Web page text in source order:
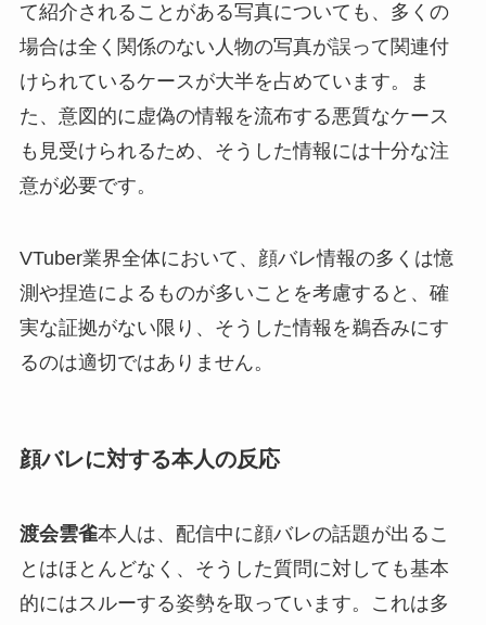
て紹介されることがある写真についても、多くの
場合は全く関係のない人物の写真が誤って関連付
けられているケースが大半を占めています。ま
た、意図的に虚偽の情報を流布する悪質なケース
も見受けられるため、そうした情報には十分な注
意が必要です。
VTuber業界全体において、顔バレ情報の多くは憶
測や捏造によるものが多いことを考慮すると、確
実な証拠がない限り、そうした情報を鵜呑みにす
るのは適切ではありません。
顔バレに対する本人の反応
渡会雲雀本人は、配信中に顔バレの話題が出るこ
とはほとんどなく、そうした質問に対しても基本
的にはスルーする姿勢を取っています。これは多